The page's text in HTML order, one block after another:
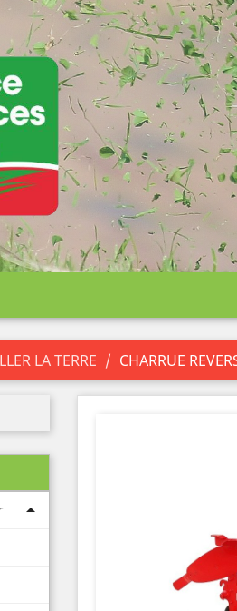
LA TERRE CHARRUE
